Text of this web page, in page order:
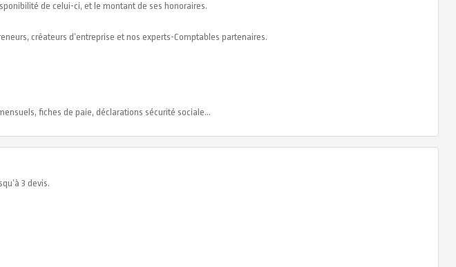
de celui-ci, et le montant de ses honoraires.
créateurs d’entreprise et nos experts-Comptables partenaires.
fiches de paie, déclarations sécurité sociale...
3 devis.